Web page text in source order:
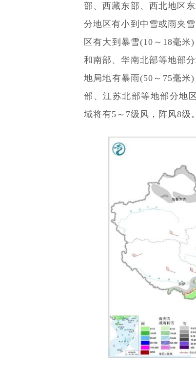
部、西藏东部、西北地区
分地区有小到中雪或雨夹
区有大到暴雪(10～18毫
和南部、华南北部等地部
地局地有暴雨(50～75毫米
部、江苏北部等地部分地
域将有5～7级风，阵风8级。